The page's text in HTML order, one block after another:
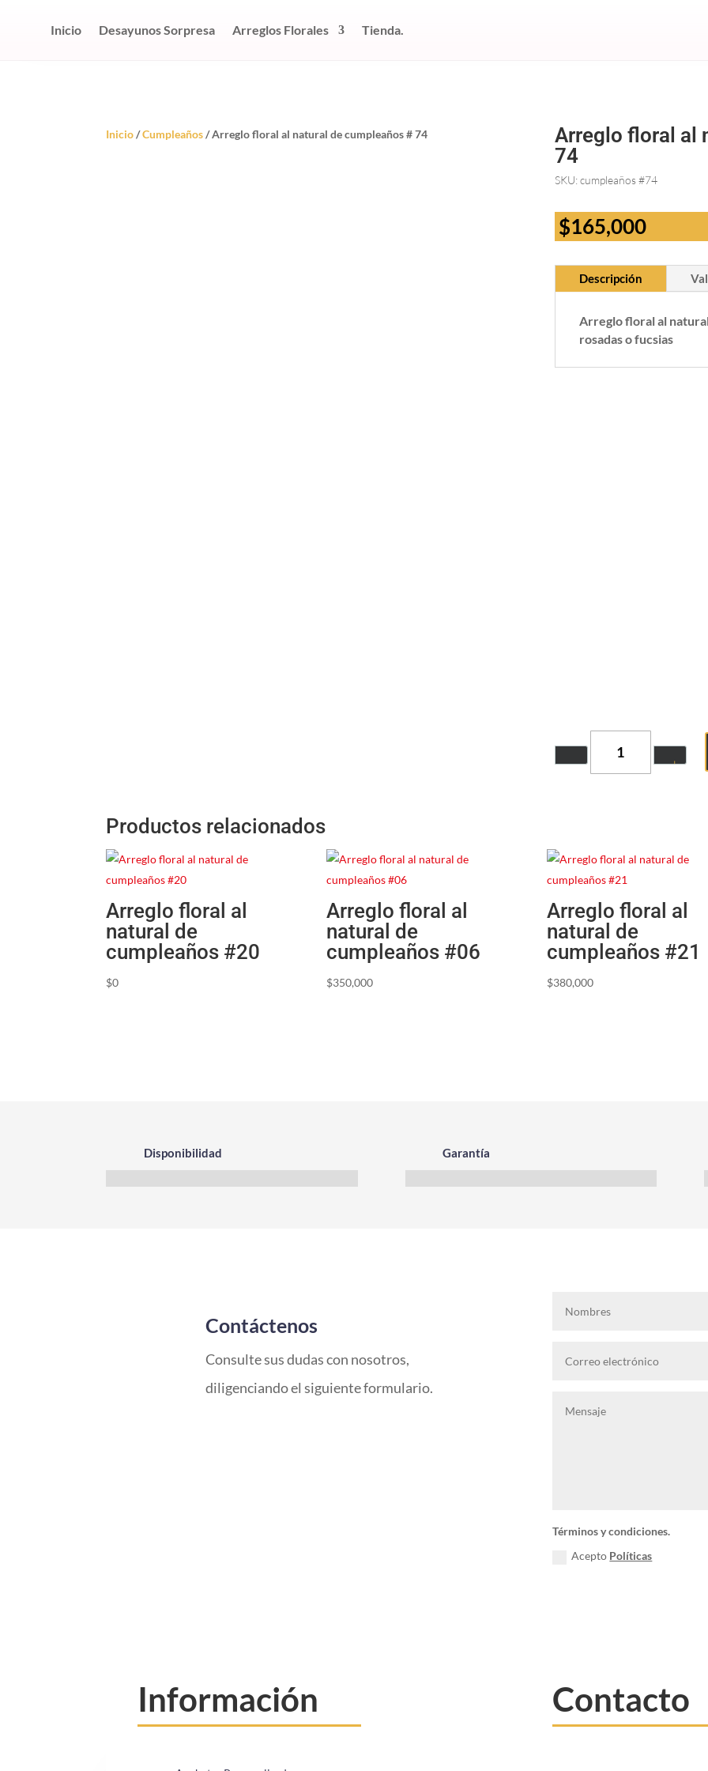
Inicio Desayunos Sorpresa Arreglos Florales Tienda.
Inicio/Cumpleaños/ Arreglo floral al natural de cumpleaños # 74
Arreglo floral al
74
SKU:cumpleaños #74
$165,000
Descripción
Arreglo floral al
rosadas o fucsias
Productos relacionados
Arreglo floral al
natural de
cumpleaños #20
$0
Arreglo floral al
natural de
cumpleaños #06
$350,000
Arreglo floral al
natural de
cumpleaños #21
$380,000
Disponibilidad Garantía
Contáctenos
Consulte sus dudas con nosotros,
diligenciando el siguiente formulario.
Términos y condiciones.
Acepto Políticas
Información Contacto